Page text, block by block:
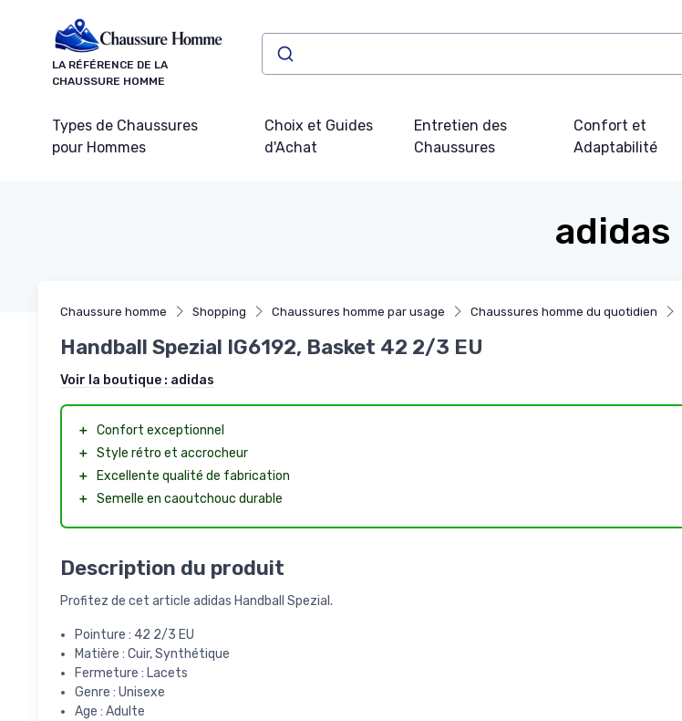
LA RÉFÉRENCE DE LA
CHAUSSURE HOMME
Types de Chaussures
pour Hommes
Choix et Guides
d'Achat
Entretien des
Chaussures
Confort et
Adaptabilité
adidas
Chaussure homme Shopping Chaussures homme par usage Chaussures homme du quotidien
Handball Spezial IG6192, Basket 42 2/3 EU
Voir la boutique : adidas
＋ Confort exceptionnel
＋ Style rétro et accrocheur
＋
Excellente qualité de fabrication
＋ Semelle en caoutchouc durable
Description du produit
Profitez de cet article adidas Handball Spezial.
Pointure : 42 2/3 EU
Matière : Cuir, Synthétique
Fermeture : Lacets
Genre : Unisexe
Age : Adulte